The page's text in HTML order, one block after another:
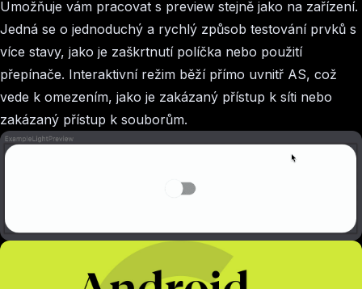
Umožňuje vám pracovat s preview stejně jako na zařízení.
Jedná se o jednoduchý a rychlý způsob testování prvků s
více stavy, jako je zaškrtnutí políčka nebo použití
přepínače. Interaktivní režim běží přímo uvnitř AS, což
vede k omezením, jako je zakázaný přístup k síti nebo
zakázaný přístup k souborům.